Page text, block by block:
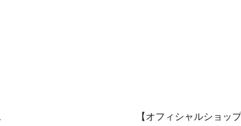
【オフィシャルショッ